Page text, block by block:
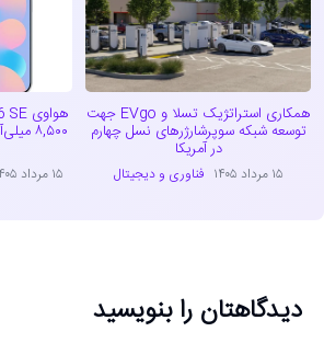
همکاری استراتژیک تسلا و EVgo جهت
توسعه شبکه سوپرشارژرهای نسل چهارم
در آمریکا
۱۵ مرداد ۱۴۰۵ فناوری و دیجیتال
۸,۵۰۰
۱۵ مرداد ۱۴۰۵
دیدگاهتان را بنویسید